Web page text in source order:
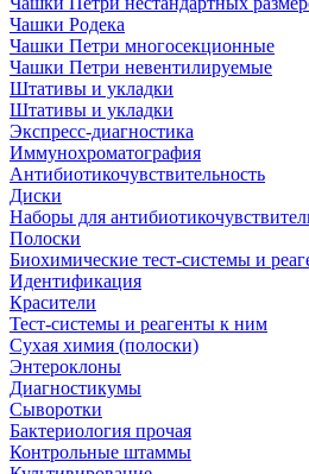
Чашки Родека
Чашки Петри многосекционные
Чашки Петри невентилируемые
Штативы и укладки
Штативы и укладки
Экспресс-диагностика
Иммунохроматография
Антибиотикочувствительность
Диски
Наборы для
Полоски
Биохимические тест-системы и
Идентификация
Красители
Тест-системы и реагенты к ним
Сухая химия (полоски)
Энтероклоны
Диагностикумы
Сыворотки
Бактериология прочая
Контрольные штаммы